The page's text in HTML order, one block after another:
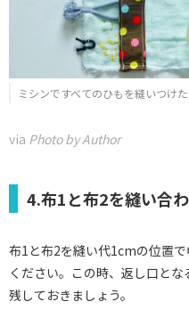
ミシンですべてのひもを縫いつけた
via Photo by Author
4.布1と布2を縫い合
布1と布2を縫い代1cmの位置
ください。この時、返し口と
残しておきましょう。